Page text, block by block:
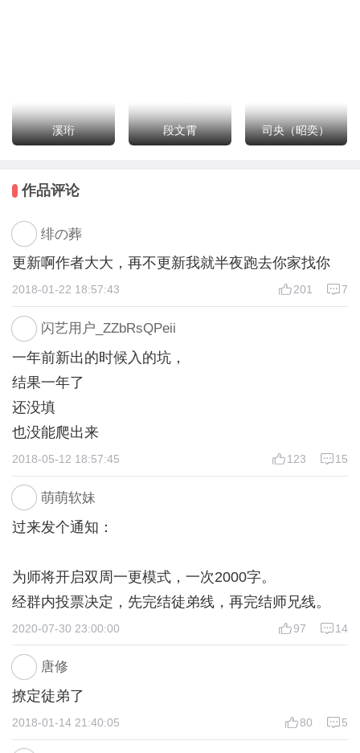
她心系天下，悲悯众生，可他心卑劣，只想让她垂怜于
他。
溪珩 段文霄 司央（昭奕）
作品评论
绯の葬
更新啊作者大大，再不更新我就半夜跑去你家找你
7
201
2018-01-22 18:57:43
闪艺用户_ZZbRsQPeii
一年前新出的时候入的坑，
结果一年了
还没填
也没能爬出来
15
123
2018-05-12 18:57:45
萌萌软妹
过来发个通知：
为师将开启双周一更模式，一次2000字。
经群内投票决定，先完结徒弟线，再完结师兄线。
14
97
2020-07-30 23:00:00
唐修
撩定徒弟了
5
80
2018-01-14 21:40:05